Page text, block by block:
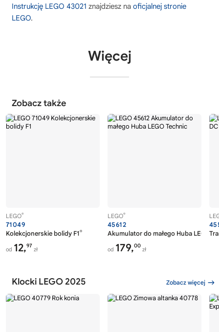
Instrukcję LEGO 43021 znajdziesz na oficjalnej stronie
LEGO.
Więcej
Zobacz także
LEGO®
71049
Kolekcjonerskie bolidy F1®
od 12,97
zł
LEGO®
45612
Akumulator do małego Huba LEGO®
od 179,00
zł
Klocki LEGO 2025 Zobacz więcej